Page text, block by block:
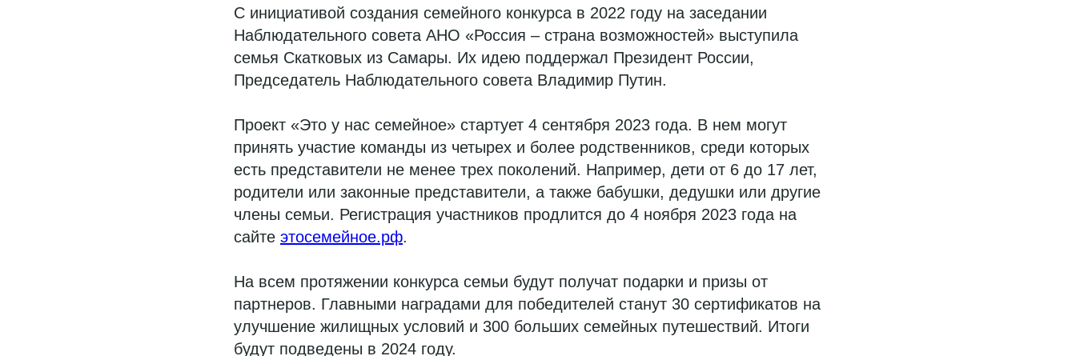
С инициативой создания семейного конкурса в 2022 году на заседании
Наблюдательного совета АНО «Россия – страна возможностей» выступила
семья Скатковых из Самары. Их идею поддержал Президент России,
Председатель Наблюдательного совета Владимир Путин.
Проект «Это у нас семейное» стартует 4 сентября 2023 года. В нем могут
принять участие команды из четырех и более родственников, среди которых
есть представители не менее трех поколений. Например, дети от 6 до 17 лет,
родители или законные представители, а также бабушки, дедушки или другие
члены семьи. Регистрация участников продлится до 4 ноября 2023 года на
сайте этосемейное.рф.
На всем протяжении конкурса семьи будут получат подарки и призы от
партнеров. Главными наградами для победителей станут 30 сертификатов на
улучшение жилищных условий и 300 больших семейных путешествий. Итоги
будут подведены в 2024 году.